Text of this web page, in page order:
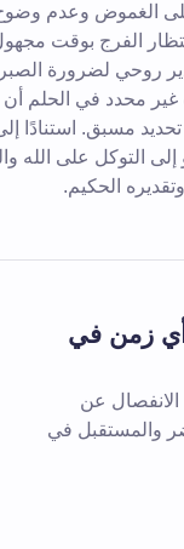
الغموض وعدم
الفرج بوقت
روحي لضرورة
محدد في الحلم أن
مسبق. استنادًا
التوكل على الله
الحكيم.
أي زمن في
عن
والمستقبل في